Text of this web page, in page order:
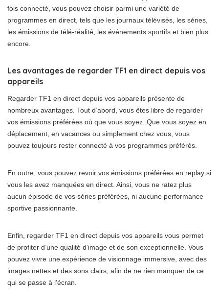
fois connecté, vous pouvez choisir parmi une variété de
programmes en direct, tels que les journaux télévisés, les séries,
les émissions de télé-réalité, les événements sportifs et bien plus
encore.
Les avantages de regarder TF1 en direct depuis vos
appareils
Regarder TF1 en direct depuis vos appareils présente de
nombreux avantages. Tout d’abord, vous êtes libre de regarder
vos émissions préférées où que vous soyez. Que vous soyez en
déplacement, en vacances ou simplement chez vous, vous
pouvez toujours rester connecté à vos programmes préférés.
En outre, vous pouvez revoir vos émissions préférées en replay si
vous les avez manquées en direct. Ainsi, vous ne ratez plus
aucun épisode de vos séries préférées, ni aucune performance
sportive passionnante.
Enfin, regarder TF1 en direct depuis vos appareils vous permet
de profiter d’une qualité d’image et de son exceptionnelle. Vous
pouvez vivre une expérience de visionnage immersive, avec des
images nettes et des sons clairs, afin de ne rien manquer de ce
qui se passe à l’écran.